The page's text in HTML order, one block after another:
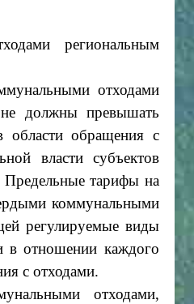
региональным
отходами
должны превышать
области обращения с
власти субъектов
Предельные тарифы на
коммунальными
регулируемые виды
в отношении каждого
с отходами.
отходами,